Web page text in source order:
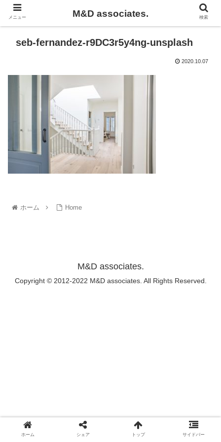
seb-fernandez-r9DC3r5y4ng-unsplash
2020.10.07
ホーム Home
M&D associates.
Copyright © 2012-2022 M&D associates. All Rights Reserved.
メニュー M&D associates. 検索
ホーム シェア トップ サイドバー